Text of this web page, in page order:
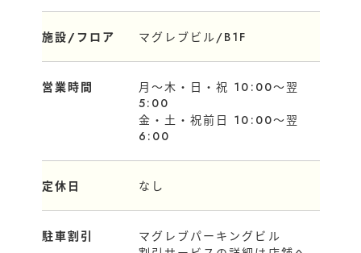
施設/フロア マグレブビル/B1F
営業時間
月〜木・日・祝 10:00〜翌
5:00
金・土・祝前日 10:00〜翌
6:00
定休日 なし
駐車割引
マグレブパーキングビル